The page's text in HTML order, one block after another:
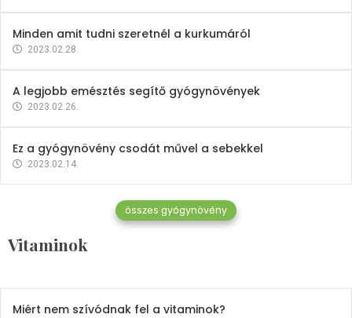
Minden amit tudni szeretnél a kurkumáról
2023.02.28.
A legjobb emésztés segítő gyógynövények
2023.02.26.
Ez a gyógynövény csodát művel a sebekkel
2023.02.14.
összes gyógynövény
Vitaminok
Vitaminok
Mindent a B-12 vitaminról
2023.02.27.
Miért nem szívódnak fel a vitaminok?